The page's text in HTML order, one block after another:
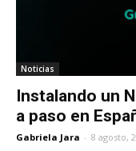
Noticias
Instalando un
a paso en
Gabriela Jara - 8 agosto,